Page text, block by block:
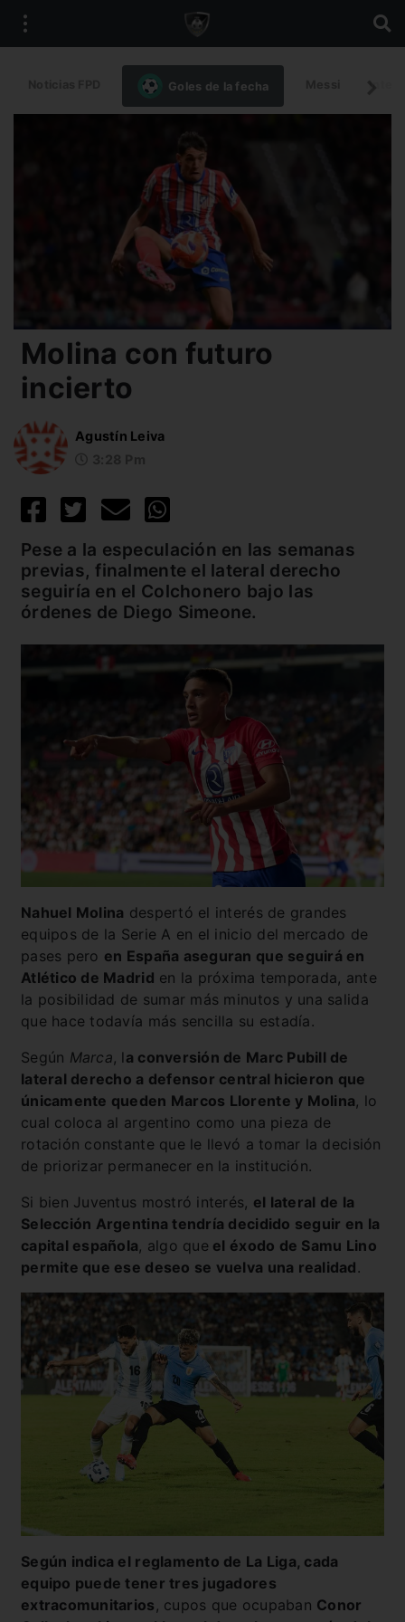
Goles de la fecha
Molina con futuro
incierto
Agustín Leiva
Pese a la especulación en las semanas
previas, finalmente el lateral derecho
seguiría en el Colchonero bajo las
órdenes de Diego Simeone.
Nahuel Molina despertó el interés de grandes
equipos de la Serie A en el inicio del mercado de
pases pero en España aseguran que seguirá en
Atlético de Madrid en la próxima temporada, ante
la posibilidad de sumar más minutos y una salida
que hace todavía más sencilla su estadía.
Según Marca, la conversión de Marc Pubill de
lateral derecho a defensor central hicieron que
únicamente queden Marcos Llorente y Molina, lo
cual coloca al argentino como una pieza de
rotación constante que le llevó a tomar la decisión
de priorizar permanecer en la institución.
Si bien Juventus mostró interés, el lateral de la
Selección Argentina tendría decidido seguir en la
capital española, algo que el éxodo de Samu Lino
permite que ese deseo se vuelva una realidad.
Según indica el reglamento de La Liga, cada
equipo puede tener tres jugadores
extracomunitarios , cupos que ocupaban Conor